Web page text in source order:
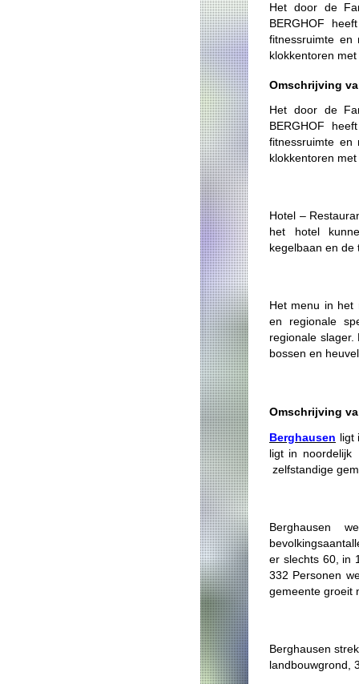
Het door de
BERGHOF
fitnessruimte en
klokkentoren
Omschrijving
Het door de
BERGHOF
fitnessruimte en
klokkentoren
Hotel –
het hotel
kegelbaan en de
Het menu in het
en regionale
regionale
bossen en
Omschrijving
Berghausen ligt
ligt in noordelijk
zelfstandige
Berghausen
er slechts 60, in
332 Personen
gemeente groeit
Berghausen
landbouwgrond,